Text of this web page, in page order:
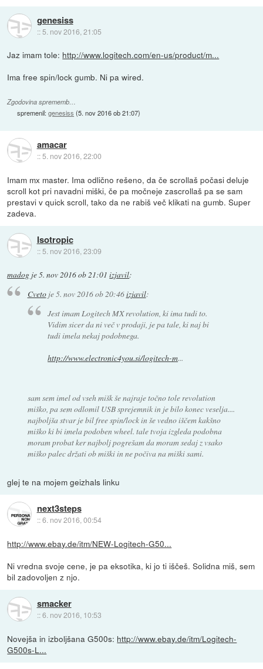
genesiss
:: 5. nov 2016, 21:05
Jaz imam tole: http://www.logitech.com/en-us/product/m...
Ima free spin/lock gumb. Ni pa wired.
Zgodovina sprememb…
spremenil:genesiss (5. nov 2016 ob 21:07)
amacar
::5. nov 2016, 22:00
Imam mx master. Ima odlično rešeno, da če scrollaš počasi deluje
scroll kot pri navadni miški, če pa močneje zascrollaš pa se sam
prestavi v quick scroll, tako da ne rabiš več klikati na gumb. Super
zadeva.
Isotropic
:: 5. nov 2016, 23:09
madog je5. nov 2016 ob 21:01 izjavil:
Cvetoje5. nov 2016 ob 20:46izjavil:
Jest imam Logitech MX revolution, ki ima tudi to.
Vidim sicer da ni več v prodaji, je pa tale, ki naj bi
tudi imela nekaj podobnega.
http://www.electronic4you.si/logitech-m...
sam sem imel od vseh mišk še najraje točno tole revolution
miško, pa sem odlomil USB sprejemnik in je bilo konec veselja....
najboljša stvar je bil free spin/lock in še vedno iščem kakšno
miško ki bi imela podoben wheel. tale tvoja izgleda podobna
moram probat ker najbolj pogrešam da moram sedaj z vsako
miško palec držati ob miški in ne počiva na miški sami.
glej te na mojem geizhals linku
next3steps
::6. nov 2016, 00:54
http://www.ebay.de/itm/NEW-Logitech-G50...
Ni vredna svoje cene, je pa eksotika, ki jo ti iščeš. Solidna miš, sem
bil zadovoljen z njo.
smacker
::6. nov 2016, 10:53
Novejša in izboljšana G500s: http://www.ebay.de/itm/Logitech-
G500s-L...